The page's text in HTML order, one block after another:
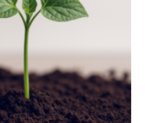
primaevus. Dieser erste
in Bernstein
einer
dar, denn…